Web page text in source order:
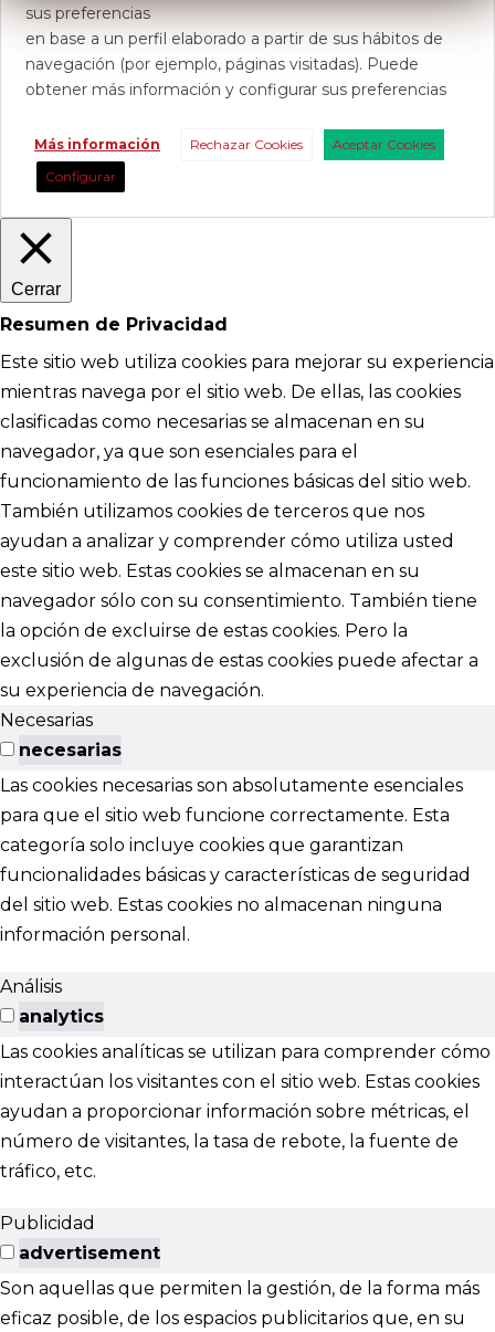
sus preferencias
en base a un perfil elaborado a partir de sus hábitos de
navegación (por ejemplo, páginas visitadas). Puede
obtener más información y configurar sus preferencias
Más información Rechazar Cookies
Aceptar Cookies
Configurar
Cerrar
Resumen de Privacidad
Este sitio web utiliza cookies para mejorar su experiencia
mientras navega por el sitio web. De ellas, las cookies
clasificadas como necesarias se almacenan en su
navegador, ya que son esenciales para el
funcionamiento de las funciones básicas del sitio web.
También utilizamos cookies de terceros que nos
ayudan a analizar y comprender cómo utiliza usted
este sitio web. Estas cookies se almacenan en su
navegador sólo con su consentimiento. También tiene
la opción de excluirse de estas cookies. Pero la
exclusión de algunas de estas cookies puede afectar a
su experiencia de navegación.
Necesarias
necesarias
Las cookies necesarias son absolutamente esenciales
para que el sitio web funcione correctamente. Esta
categoría solo incluye cookies que garantizan
funcionalidades básicas y características de seguridad
del sitio web. Estas cookies no almacenan ninguna
información personal.
Análisis
analytics
Las cookies analíticas se utilizan para comprender cómo
interactúan los visitantes con el sitio web. Estas cookies
ayudan a proporcionar información sobre métricas, el
número de visitantes, la tasa de rebote, la fuente de
tráfico, etc.
Publicidad
advertisement
Son aquellas que permiten la gestión, de la forma más
eficaz posible, de los espacios publicitarios que, en su